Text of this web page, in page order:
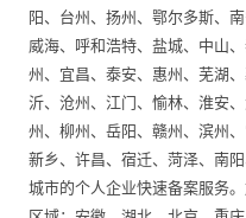
阳、台州、扬州、鄂尔多斯、
威海、呼和浩特、盐城、中山
州、宜昌、泰安、惠州、芜湖
沂、沧州、江门、愉林、淮安
州、柳州、岳阳、赣州、滨州
新乡、许昌、宿迁、菏泽、南
城市的个人企业快速备案服务